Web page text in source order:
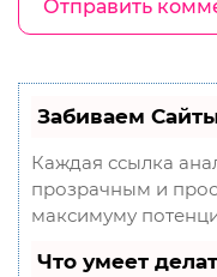
Забиваем
Каждая ссылка
прозрачным и
максимуму
Что умеет